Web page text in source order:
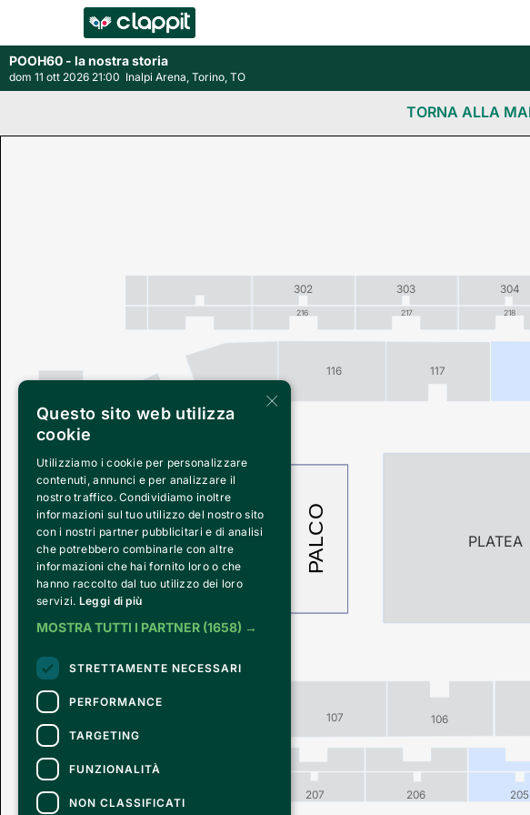
POOH60 - la nostra storia
dom 11 ott 2026 21:00 Inalpi Arena, Torino, TO
PALCO
304
117
116
106
107
207 206 205
218
217
303
302
216
PLATEA
×
Questo sito web utilizza
cookie
Utilizziamo i cookie per personalizzare
contenuti, annunci e per analizzare il
nostro traffico. Condividiamo inoltre
informazioni sul tuo utilizzo del nostro sito
con i nostri partner pubblicitari e di analisi
che potrebbero combinarle con altre
informazioni che hai fornito loro o che
hanno raccolto dal tuo utilizzo dei loro
servizi. Leggi di più
MOSTRA TUTTI I PARTNER (1658) →
STRETTAMENTE NECESSARI
PERFORMANCE
TARGETING
FUNZIONALITÀ
NON CLASSIFICATI